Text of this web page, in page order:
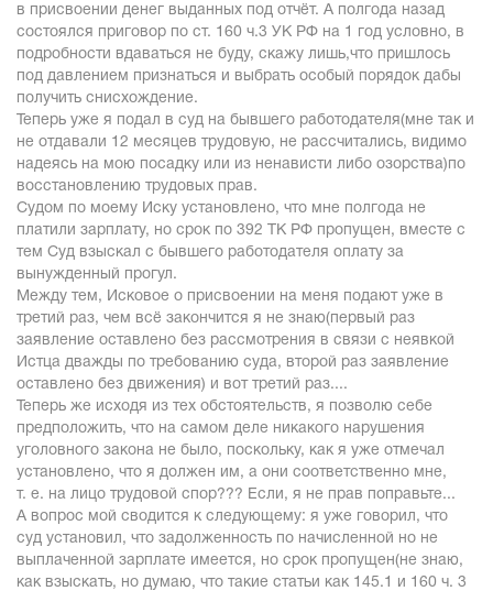
в присвоении денег выданных под отчёт. А полгода назад
состоялся приговор по ст. 160 ч.3 УК РФ на 1 год условно, в
подробности вдаваться не буду, скажу лишь,что пришлось
под давлением признаться и выбрать особый порядок дабы
получить снисхождение.
Теперь уже я подал в суд на бывшего работодателя(мне так и
не отдавали 12 месяцев трудовую, не рассчитались, видимо
надеясь на мою посадку или из ненависти либо озорства)по
восстановлению трудовых прав.
Судом по моему Иску установлено, что мне полгода не
платили зарплату, но срок по 392 ТК РФ пропущен, вместе с
тем Суд взыскал с бывшего работодателя оплату за
вынужденный прогул.
Между тем, Исковое о присвоении на меня подают уже в
третий раз, чем всё закончится я не знаю(первый раз
заявление оставлено без рассмотрения в связи с неявкой
Истца дважды по требованию суда, второй раз заявление
оставлено без движения) и вот третий раз....
Теперь же исходя из тех обстоятельств, я позволю себе
предположить, что на самом деле никакого нарушения
уголовного закона не было, поскольку, как я уже отмечал
установлено, что я должен им, а они соответственно мне,
т. е. на лицо трудовой спор??? Если, я не прав поправьте...
А вопрос мой сводится к следующему: я уже говорил, что
суд установил, что задолженность по начисленной но не
выплаченной зарплате имеется, но срок пропущен(не знаю,
как взыскать, но думаю, что такие статьи как 145.1 и 160 ч. 3